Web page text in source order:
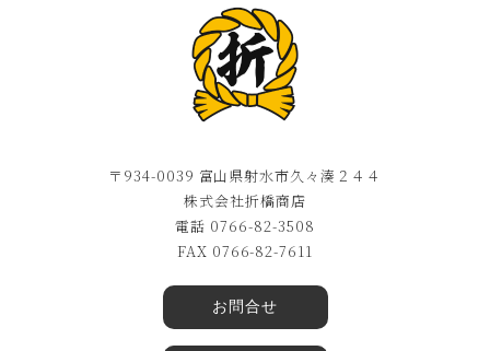
〒934-0039 富山県射水市久々湊２４４
株式会社折橋商店
電話 0766-82-3508
FAX 0766-82-7611
お問合せ